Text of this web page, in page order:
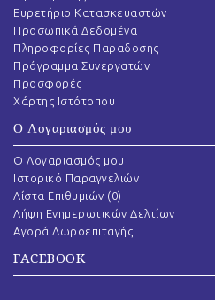
Ευρετήριο Κατασκευαστών
Προσωπικά Δεδομένα
Πληροφορίες Παραδοσης
Πρόγραμμα Συνεργατών
Προσφορές
Χάρτης Ιστότοπου
Ο Λογαριασμός μου
O Λογαριασμός μου
Ιστορικό Παραγγελιών
Λίστα Επιθυμιών (0)
Λήψη Ενημερωτικών Δελτίων
Αγορά Δωροεπιταγής
FACEBOOK